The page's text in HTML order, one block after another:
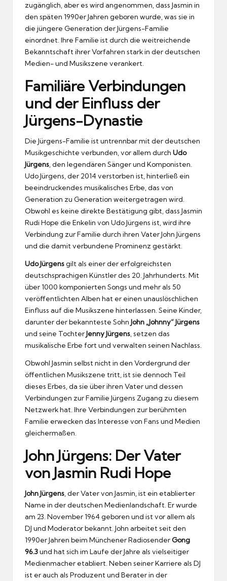
zugänglich, aber es wird angenommen, dass Jasmin in
den späten 1990er Jahren geboren wurde, was sie in
die jüngere Generation der Jürgens-Familie
einordnet. Ihre Familie ist durch die weitreichende
Bekanntschaft ihrer Vorfahren stark in der deutschen
Medien- und Musikszene verankert.
Familiäre Verbindungen
und der Einfluss der
Jürgens-Dynastie
Die Jürgens-Familie ist untrennbar mit der deutschen
Musikgeschichte verbunden, vor allem durch Udo
Jürgens , den legendären Sänger und Komponisten.
Udo Jürgens, der 2014 verstorben ist, hinterließ ein
beeindruckendes musikalisches Erbe, das von
Generation zu Generation weitergetragen wird.
Obwohl es keine direkte Bestätigung gibt, dass Jasmin
Rudi Hope die Enkelin von Udo Jürgens ist, wird ihre
Verbindung zur Familie durch ihren Vater John Jürgens
und die damit verbundene Prominenz gestärkt.
Udo Jürgensgilt als einer der erfolgreichsten
deutschsprachigen Künstler des 20. Jahrhunderts. Mit
über 1000 komponierten Songs und mehr als 50
veröffentlichten Alben hat er einen unauslöschlichen
Einfluss auf die Musikszene hinterlassen. Seine Kinder,
darunter der bekannteste Sohn John „Johnny“ Jürgens
und seine TochterJenny Jürgens , setzen das
musikalische Erbe fort und verwalten seinen Nachlass.
Obwohl Jasmin selbst nicht in den Vordergrund der
öffentlichen Musikszene tritt, ist sie dennoch Teil
dieses Erbes, da sie über ihren Vater und dessen
Verbindungen zur Familie Jürgens Zugang zu diesem
Netzwerk hat. Ihre Verbindungen zur berühmten
Familie erwecken das Interesse von Fans und Medien
gleichermaßen.
John Jürgens: Der Vater
von Jasmin Rudi Hope
John Jürgens , der Vater von Jasmin, ist ein etablierter
Name in der deutschen Medienlandschaft. Er wurde
am 23. November 1964 geboren und ist vor allem als
DJ und Moderator bekannt. John arbeitet seit den
1990er Jahren beim Münchener RadiosenderGong
96.3und hat sich im Laufe der Jahre als vielseitiger
Medienmacher etabliert. Neben seiner Karriere als DJ
ist er auch als Produzent und Berater in der